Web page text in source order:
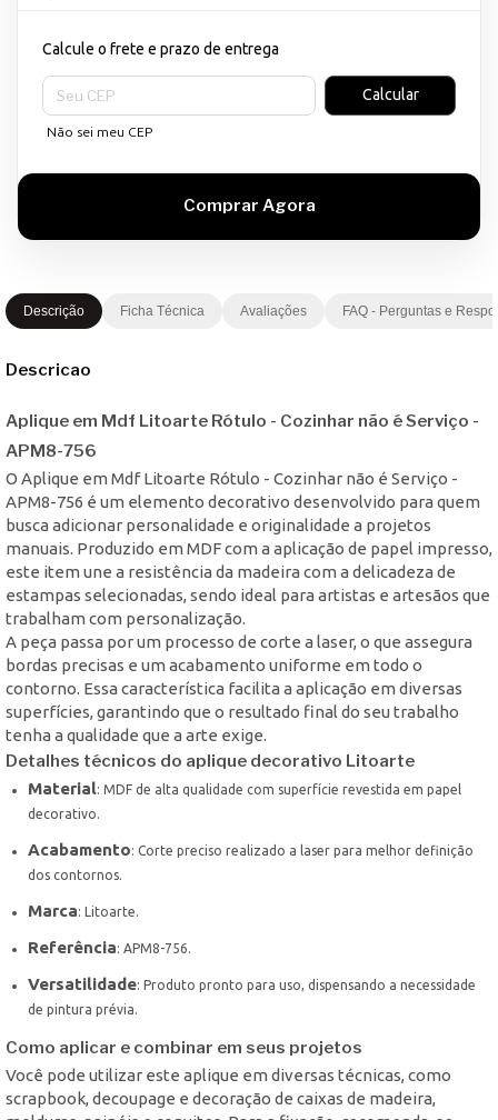
Calcule o frete e prazo de entrega
Entregas para o CEP:
Calcular
Não sei meu CEP
Descrição Ficha Técnica Avaliações FAQ - Perguntas e
Descricao
Aplique em Mdf Litoarte Rótulo - Cozinhar não é Serviço -
APM8-756
O Aplique em Mdf Litoarte Rótulo - Cozinhar não é Serviço -
APM8-756 é um elemento decorativo desenvolvido para quem
busca adicionar personalidade e originalidade a projetos
manuais. Produzido em MDF com a aplicação de papel impresso,
este item une a resistência da madeira com a delicadeza de
estampas selecionadas, sendo ideal para artistas e artesãos que
trabalham com personalização.
A peça passa por um processo de corte a laser, o que assegura
bordas precisas e um acabamento uniforme em todo o
contorno. Essa característica facilita a aplicação em diversas
superfícies, garantindo que o resultado final do seu trabalho
tenha a qualidade que a arte exige.
Detalhes técnicos do aplique decorativo Litoarte
Material: MDF de alta qualidade com superfície revestida em papel
decorativo.
Acabamento: Corte preciso realizado a laser para melhor definição
dos contornos.
Marca: Litoarte.
Referência: APM8-756.
Versatilidade: Produto pronto para uso, dispensando a necessidade
de pintura prévia.
Como aplicar e combinar em seus projetos
Você pode utilizar este aplique em diversas técnicas, como
scrapbook, decoupage e decoração de caixas de madeira,